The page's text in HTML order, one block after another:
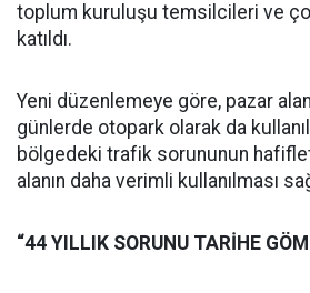
toplum kuruluşu temsilcileri ve
katıldı.
Yeni düzenlemeye göre, pazar
günlerde otopark olarak da
bölgedeki trafik sorununun
alanın daha verimli kullanılması
“44 YILLIK SORUNU TARİHE